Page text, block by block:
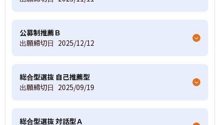
公募制推薦Ｂ
出願締切日 2025/12/12
総合型選抜 自己推薦型
出願締切日 2025/09/19
総合型選抜 対話型Ａ